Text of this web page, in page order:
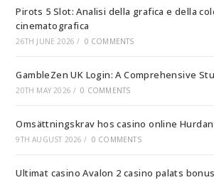
Pirots 5 Slot: Analisi della grafica e della
cinematografica
26TH JUNE 2026 / 0 COMMENTS
GambleZen UK Login: A Comprehensive
20TH MAY 2026 / 0 COMMENTS
Omsättningskrav hos casino online
9TH AUGUST 2026 / 0 COMMENTS
Ultimat casino Avalon 2 casino palats